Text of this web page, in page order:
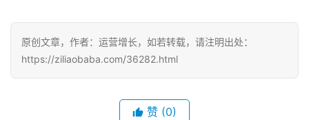
原创文章，作者：运营增长，如若转载，请注明出处：
https://ziliaobaba.com/36282.html
赞 (0)